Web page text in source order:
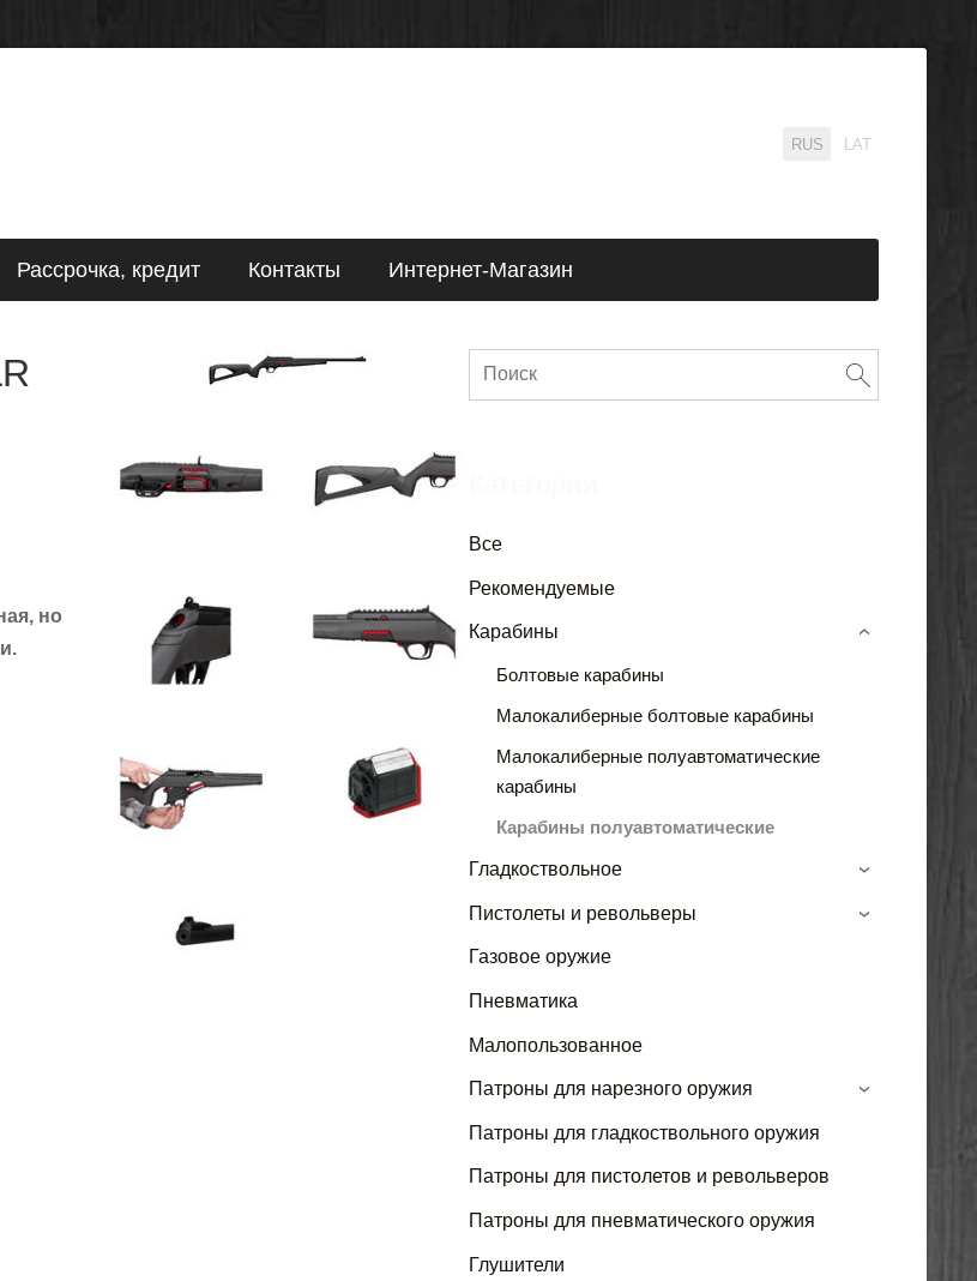
RUS LAT
Рассрочка, кредит Контакты Интернет-Магазин
Все
Рекомендуемые
Карабины
Болтовые карабины
Малокалиберные болтовые карабины
Малокалиберные полуавтоматические
карабины
Карабины полуавтоматические
›
Гладкоствольное ›
Пистолеты и револьверы ›
Газовое оружие
Пневматика
Малопользованное
Патроны для нарезного оружия ›
Патроны для гладкоствольного оружия
Патроны для пистолетов и револьверов
Патроны для пневматического оружия
Глушители
но